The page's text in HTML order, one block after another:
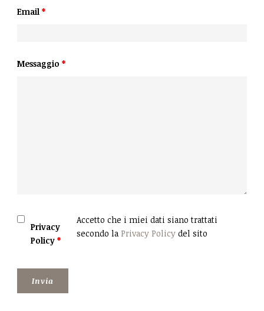
Email *
Messaggio *
Privacy
Policy *
Accetto che i miei dati siano trattati
secondo la Privacy Policydel sito